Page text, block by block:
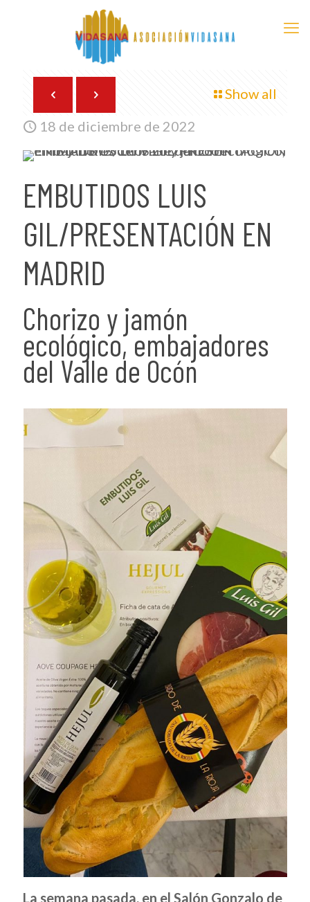
Show all
18 de diciembre de 2022
EMBUTIDOS LUIS
GIL/PRESENTACIÓN EN
MADRID
Chorizo y jamón
ecológico, embajadores
del Valle de Ocón
La semana pasada, en el Salón Gonzalo de